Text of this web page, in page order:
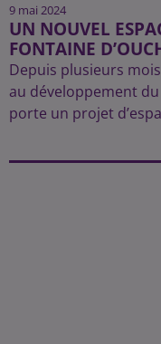
9 mai 2024
UN NOUVEL
FONTAINE
Depuis plusieurs
au développement
porte un projet